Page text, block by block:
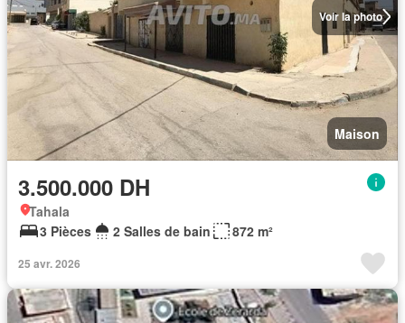
Voir la photo
Maison
3.500.000 DH
Tahala
3 Pièces
2 Salles de bain 872 m²
25 avr. 2026